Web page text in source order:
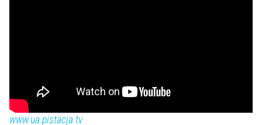
www.ua.pistacja.tv